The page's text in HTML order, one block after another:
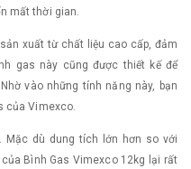
mất thời gian.
xuất từ chất liệu cao cấp, đảm
gas này cũng được thiết kế để
vào những tính năng này, bạn
của Vimexco.
Mặc dù dung tích lớn hơn so với
Bình Gas Vimexco 12kg lại rất